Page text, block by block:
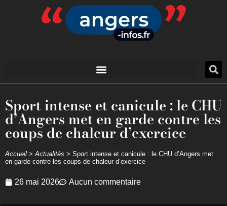
Sport intense et canicule : le CHU
d’Angers met en garde contre les
coups de chaleur d’exercice
Accueil >Actualités > Sport intense et canicule : le CHU d’Angers met
en garde contre les coups de chaleur d’exercice
26 mai 2026 Aucun commentaire